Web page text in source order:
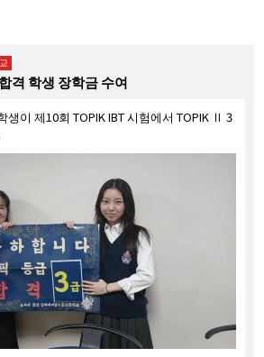
격 학생 장학금 수여
생이 제10회 TOPIK IBT 시험에서 TOPIK Ⅱ 3